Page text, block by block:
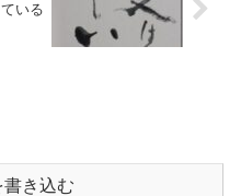
いる
書き込む